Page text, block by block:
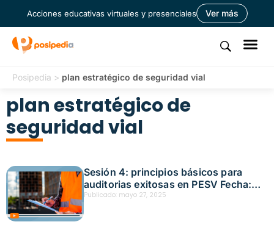
Acciones educativas virtuales y presenciales Ver más
Posipedia > plan estratégico de seguridad vial
plan estratégico de
seguridad vial
Sesión 4: principios básicos para
auditorias exitosas en PESV Fecha:
mayo 7, 2025
Publicado: mayo 27, 2025